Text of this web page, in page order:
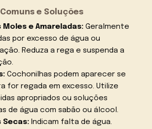
e Soluções
Moles e Amareladas:Geralmente
por excesso de água ou
Reduza a rega e suspenda a
Cochonilhas podem aparecer se
for regada em excesso. Utilize
apropriados ou soluções
de água com sabão ou álcool.
Secas:Indicam falta de água.